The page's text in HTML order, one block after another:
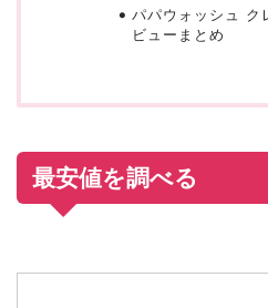
パパウォッシュ ク
ビューまとめ
最安値を調べる